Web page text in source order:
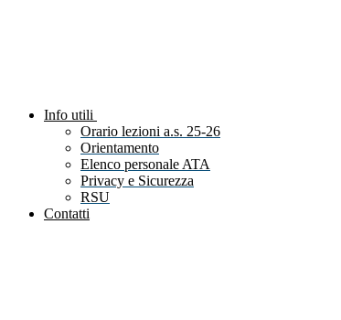
Info utili
Orario lezioni a.s. 25-26
Orientamento
Elenco personale ATA
Privacy e Sicurezza
RSU
Contatti